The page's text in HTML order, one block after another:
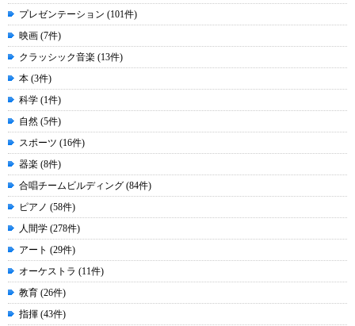
プレゼンテーション (101件)
映画 (7件)
クラッシック音楽 (13件)
本 (3件)
科学 (1件)
自然 (5件)
スポーツ (16件)
器楽 (8件)
合唱チームビルディング (84件)
ピアノ (58件)
人間学 (278件)
アート (29件)
オーケストラ (11件)
教育 (26件)
指揮 (43件)